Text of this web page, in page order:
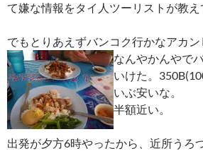
て嫌な情報をタイ人ツーリストが教え
でもとりあえずバンコク行かなアカン
なんやかんやで
いけた。
いぶ安いな。
半額近い。
出発が夕方6時やったから、近所うろ